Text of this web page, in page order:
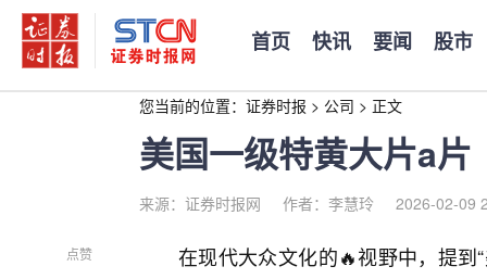
首页 快讯 要闻 股市
您当前的位置： 证券时报 > 公司 > 正文
美国一级特黄大片a片
来源：证券时报网 作者：李慧玲 2026-02-09
点赞
在现代大众文化的🔥视野中，提到